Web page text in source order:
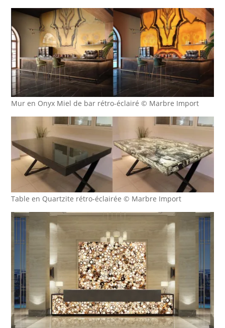
Mur en Onyx Miel de bar rétro-éclairé © Marbre Import
Table en Quartzite rétro-éclairée © Marbre Import